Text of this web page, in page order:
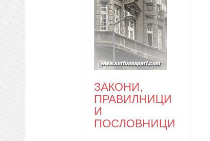
ЗАКОНИ,
ПРАВИЛНИЦИ
И
ПОСЛОВНИЦИ